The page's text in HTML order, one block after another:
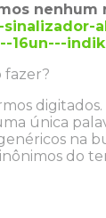
nenhum
sinalizador-
16un---
fazer?
digitados.
única
na
do